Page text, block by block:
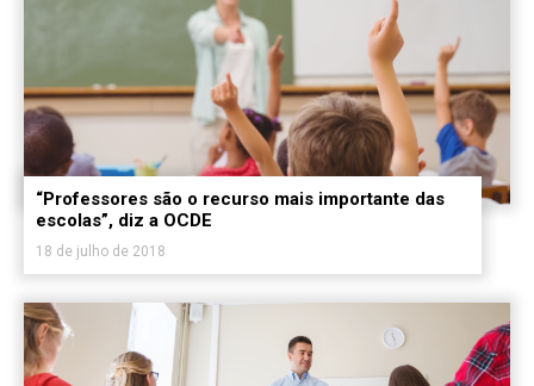
“Professores são o recurso mais importante das
escolas”, diz a OCDE
18 de julho de 2018